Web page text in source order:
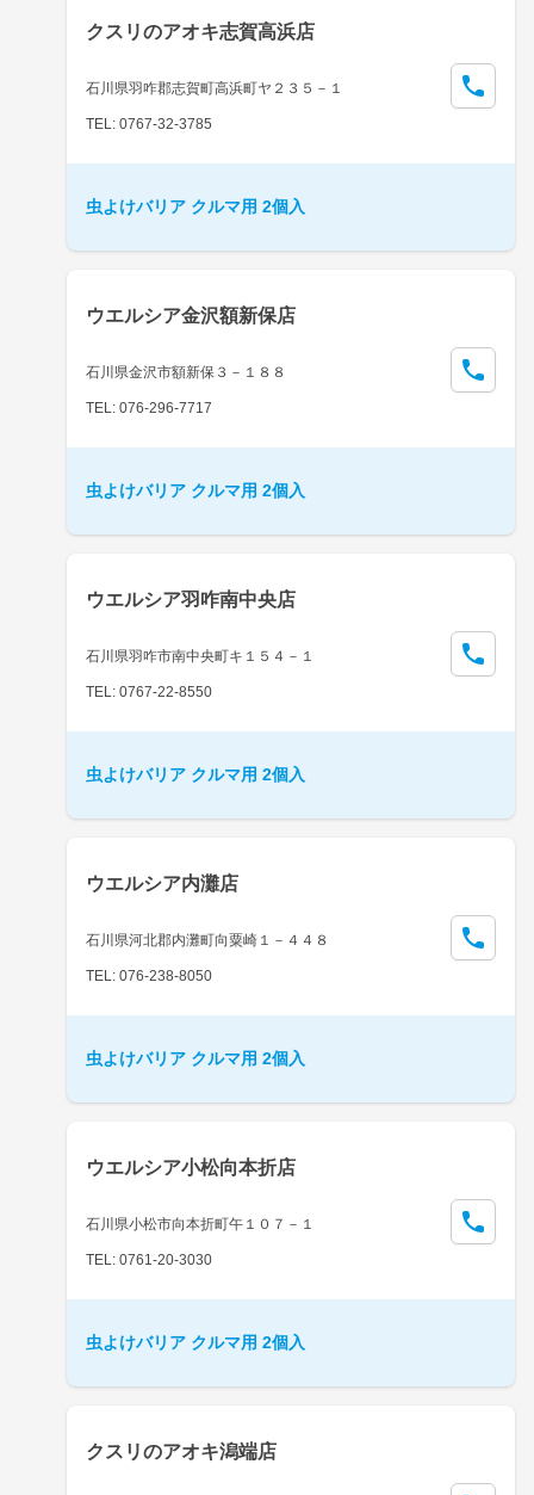
クスリのアオキ志賀高浜店
石川県羽咋郡志賀町高浜町ヤ２３５－１
TEL: 0767-32-3785
虫よけバリア クルマ用 2個入
ウエルシア金沢額新保店
石川県金沢市額新保３－１８８
TEL: 076-296-7717
虫よけバリア クルマ用 2個入
ウエルシア羽咋南中央店
石川県羽咋市南中央町キ１５４－１
TEL: 0767-22-8550
虫よけバリア クルマ用 2個入
ウエルシア内灘店
石川県河北郡内灘町向粟崎１－４４８
TEL: 076-238-8050
虫よけバリア クルマ用 2個入
ウエルシア小松向本折店
石川県小松市向本折町午１０７－１
TEL: 0761-20-3030
虫よけバリア クルマ用 2個入
クスリのアオキ潟端店